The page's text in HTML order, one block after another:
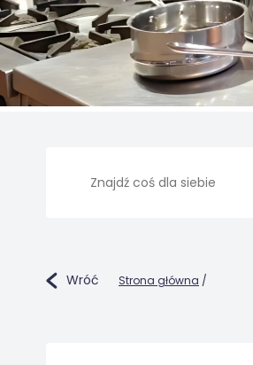
Wróć Strona główna /